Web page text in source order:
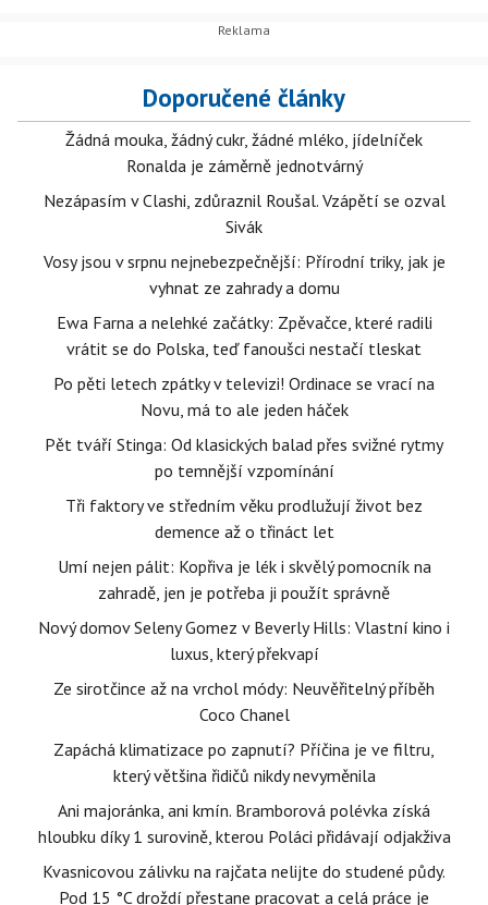
Doporučené články
Žádná mouka, žádný cukr, žádné mléko, jídelníček
Ronalda je záměrně jednotvárný
Nezápasím v Clashi, zdůraznil Roušal. Vzápětí se ozval
Sivák
Vosy jsou v srpnu nejnebezpečnější: Přírodní triky, jak je
vyhnat ze zahrady a domu
Ewa Farna a nelehké začátky: Zpěvačce, které radili
vrátit se do Polska, teď fanoušci nestačí tleskat
Po pěti letech zpátky v televizi! Ordinace se vrací na
Novu, má to ale jeden háček
Pět tváří Stinga: Od klasických balad přes svižné rytmy
po temnější vzpomínání
Tři faktory ve středním věku prodlužují život bez
demence až o třináct let
Umí nejen pálit: Kopřiva je lék i skvělý pomocník na
zahradě, jen je potřeba ji použít správně
Nový domov Seleny Gomez v Beverly Hills: Vlastní kino i
luxus, který překvapí
Ze sirotčince až na vrchol módy: Neuvěřitelný příběh
Coco Chanel
Zapáchá klimatizace po zapnutí? Příčina je ve filtru,
který většina řidičů nikdy nevyměnila
Ani majoránka, ani kmín. Bramborová polévka získá
hloubku díky 1 surovině, kterou Poláci přidávají odjakživa
Kvasnicovou zálivku na rajčata nelijte do studené půdy.
Pod 15 °C droždí přestane pracovat a celá práce je